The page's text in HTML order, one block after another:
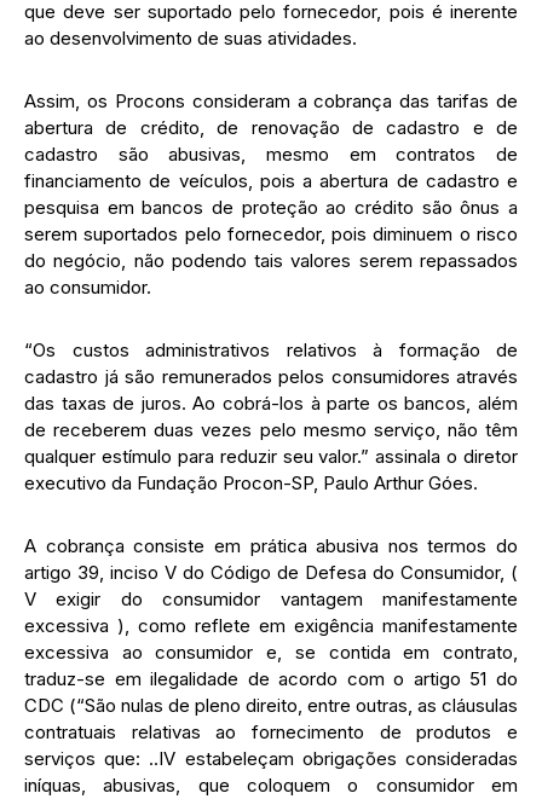
que deve ser suportado pelo fornecedor, pois é inerente
ao desenvolvimento de suas atividades.
Assim, os Procons consideram a cobrança das tarifas de
abertura de crédito, de renovação de cadastro e de
cadastro são abusivas, mesmo em contratos de
financiamento de veículos, pois a abertura de cadastro e
pesquisa em bancos de proteção ao crédito são ônus a
serem suportados pelo fornecedor, pois diminuem o risco
do negócio, não podendo tais valores serem repassados
ao consumidor.
“Os custos administrativos relativos à formação de
cadastro já são remunerados pelos consumidores através
das taxas de juros. Ao cobrá-los à parte os bancos, além
de receberem duas vezes pelo mesmo serviço, não têm
qualquer estímulo para reduzir seu valor.” assinala o diretor
executivo da Fundação Procon-SP, Paulo Arthur Góes.
A cobrança consiste em prática abusiva nos termos do
artigo 39, inciso V do Código de Defesa do Consumidor, (
V exigir do consumidor vantagem manifestamente
excessiva ), como reflete em exigência manifestamente
excessiva ao consumidor e, se contida em contrato,
traduz-se em ilegalidade de acordo com o artigo 51 do
CDC (“São nulas de pleno direito, entre outras, as cláusulas
contratuais relativas ao fornecimento de produtos e
serviços que: ..IV estabeleçam obrigações consideradas
iníquas, abusivas, que coloquem o consumidor em